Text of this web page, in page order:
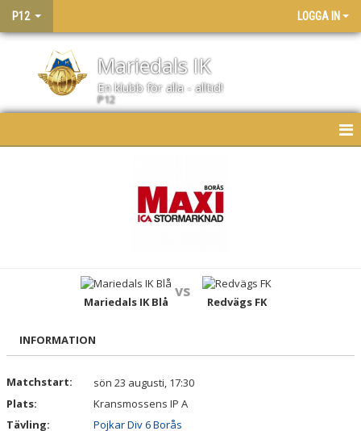
P12 LOGGA IN
Mariedals IK
En klubb för alla - alltid!
P12
BILDGALLERI
KONTAKT
Mariedals IK Blå
vs
Redvägs FK
INFORMATION
Matchstart:
sön 23 augusti, 17:30
Plats:
Kransmossens IP A
Tävling:
Pojkar Div 6 Borås